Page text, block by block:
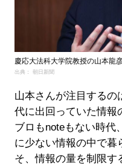
慶応大法科大学院教授の山本龍
出典： 朝日新聞
山本さんが注目するの
代に出回っていた情報
ブロもnoteもない時代
に少ない情報の中で暮
そ、情報の量を制限す